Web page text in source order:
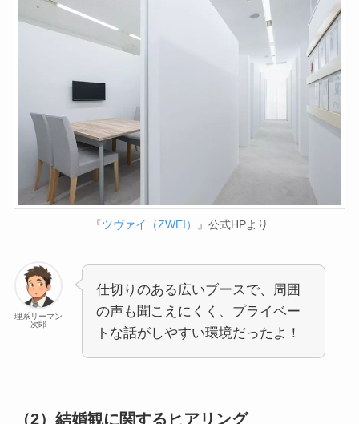
『ツヴァイ（ZWEI） 』公式HPより
理系リーマン
次郎
仕切りのある広いブースで、周囲
の声も聞こえにくく、プライベー
トな話がしやすい環境だったよ！
（2）結婚観に関するヒアリング